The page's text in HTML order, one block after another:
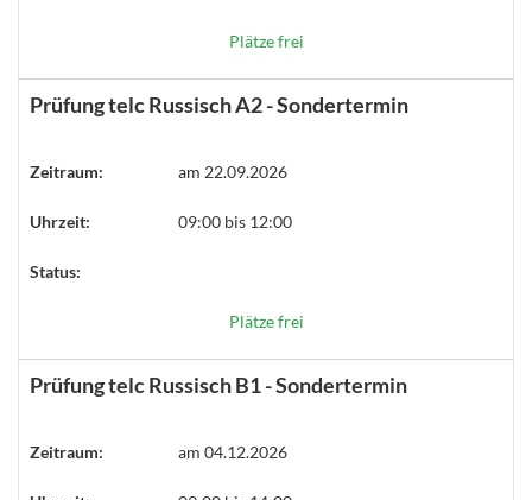
Plätze frei
Prüfung telc Russisch A2 - Sondertermin
Zeitraum: am 22.09.2026
Uhrzeit: 09:00 bis 12:00
Status:
Plätze frei
Prüfung telc Russisch B1 - Sondertermin
Zeitraum: am 04.12.2026